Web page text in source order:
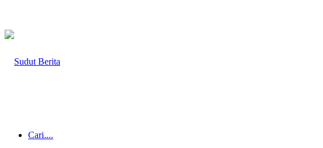
Cari....